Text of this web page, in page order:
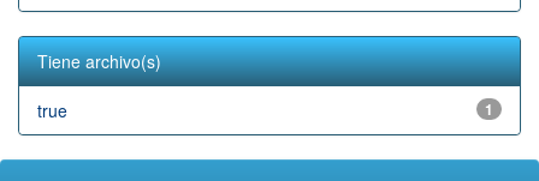
Tiene archivo(s)
1
true